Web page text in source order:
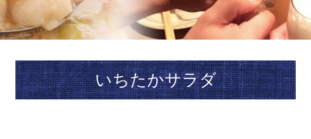
いちたかサラダ